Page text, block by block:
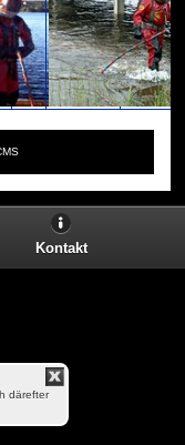
Kontakt
därefter